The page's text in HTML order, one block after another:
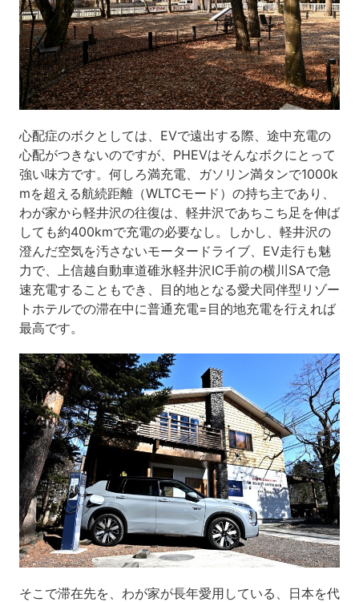
心配症のボクとしては、EVで遠出する際、途中充電の
心配がつきないのですが、PHEVはそんなボクにとって
強い味方です。何しろ満充電、ガソリン満タンで1000k
mを超える航続距離（WLTCモード）の持ち主であり、
わが家から軽井沢の往復は、軽井沢であちこち足を伸ば
しても約400kmで充電の必要なし。しかし、軽井沢の
澄んだ空気を汚さないモータードライブ、EV走行も魅
力で、上信越自動車道碓氷軽井沢IC手前の横川SAで急
速充電することもでき、目的地となる愛犬同伴型リゾー
トホテルでの滞在中に普通充電=目的地充電を行えれば
最高です。
そこで滞在先を、わが家が長年愛用している、日本を代